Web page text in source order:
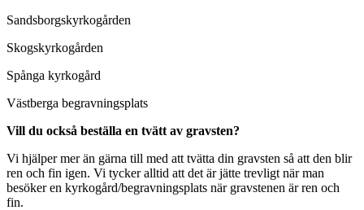
Sandsborgskyrkogården
Skogskyrkogården
Spånga kyrkogård
Västberga begravningsplats
Vill du också beställa en tvätt av gravsten?
Vi hjälper mer än gärna till med att tvätta din gravsten så att den blir
ren och fin igen. Vi tycker alltid att det är jätte trevligt när man
besöker en kyrkogård/begravningsplats när gravstenen är ren och
fin.